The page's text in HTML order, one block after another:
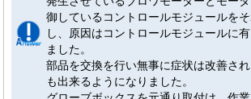
御しているコントロールモジュールを
し、原因はコントロールモジュールに
ました。
部品を交換を行い無事に症状は改善さ
も出来るようになりました。